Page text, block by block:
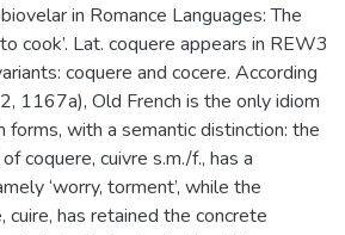
in Romance Languages: The
cook’. Lat. coquere appears in REW3
coquere and cocere. According
1167a), Old French is the only idiom
forms, with a semantic distinction: the
coquere, cuivre s.m./f., has a
‘worry, torment’, while the
cuire, has retained the concrete